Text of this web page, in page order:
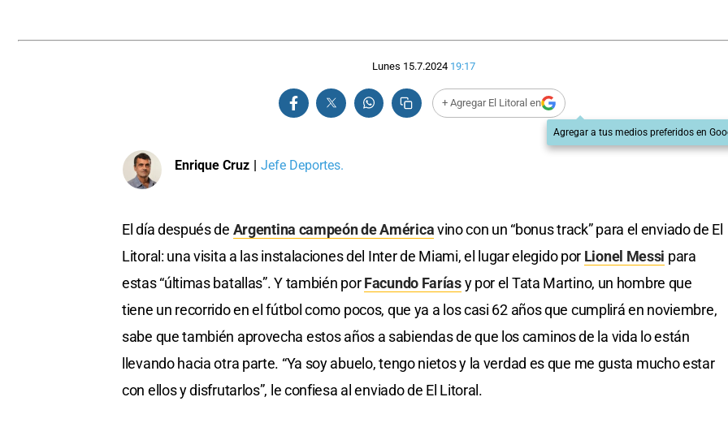
Lunes 15.7.2024 19:17
+ Agregar El Litoral en
Agregar a tus medios preferidos en
Enrique Cruz | Jefe Deportes.
El día después de Argentina campeón de Américavino con un “bonus track” para el enviado de El
Litoral: una visita a las instalaciones del Inter de Miami, el lugar elegido por Lionel Messi para
estas “últimas batallas”. Y también porFacundo Faríasy por el Tata Martino, un hombre que
tiene un recorrido en el fútbol como pocos, que ya a los casi 62 años que cumplirá en noviembre,
sabe que también aprovecha estos años a sabiendas de que los caminos de la vida lo están
llevando hacia otra parte. “Ya soy abuelo, tengo nietos y la verdad es que me gusta mucho estar
con ellos y disfrutarlos”, le confiesa al enviado de El Litoral.